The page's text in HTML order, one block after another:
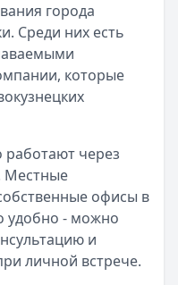
владельцы iPhone
где
ускоряет
Ru: как
займа от Bigmani
города
Среди них есть
которые
через
Местные
офисы в
удобно - можно
и
личной встрече.